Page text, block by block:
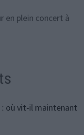
en plein concert à
: où vit-il maintenant